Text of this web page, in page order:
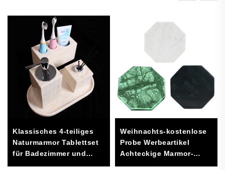
Klassisches 4-teiliges
Naturmarmor Tablettset
für Badezimmer und
Weihnachts-kostenlose
Probe Werbeartikel
Achteckige Marmor-